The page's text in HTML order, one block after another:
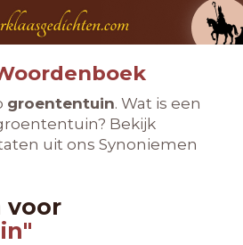
groententuin. Wat is een
Bekijk
uit ons Synoniemen
voor